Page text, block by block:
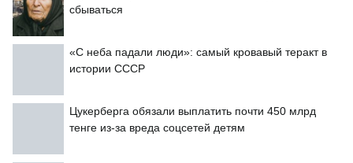
сбываться
«С неба падали люди»: самый кровавый теракт в
истории СССР
Цукерберга обязали выплатить почти 450 млрд
тенге из-за вреда соцсетей детям